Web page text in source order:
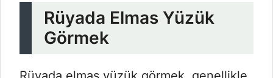
Rüyada Elmas Yüzük
Görmek